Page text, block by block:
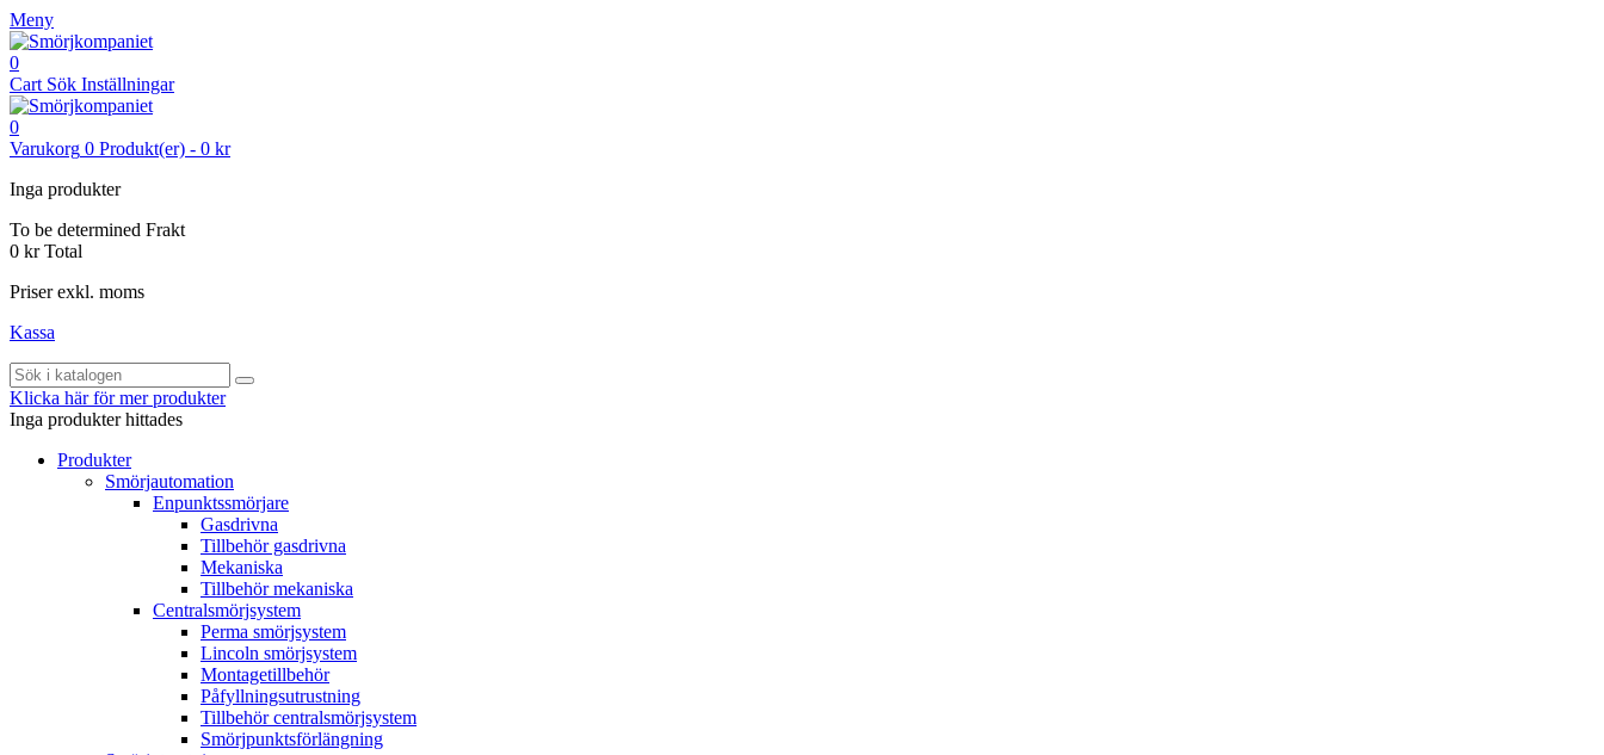
Meny
0
Cart Sök Inställningar
0
Varukorg 0 Produkt(er) - 0 kr
Inga produkter
To be determined Frakt
0 kr Total
Priser exkl. moms
Kassa
Klicka här för mer produkter
Inga produkter hittades
Produkter
Smörjautomation
Enpunktssmörjare
Gasdrivna
Tillbehör gasdrivna
Mekaniska
Tillbehör mekaniska
Centralsmörjsystem
Perma smörjsystem
Lincoln smörjsystem
Montagetillbehör
Påfyllningsutrustning
Tillbehör centralsmörjsystem
Smörjpunktsförlängning